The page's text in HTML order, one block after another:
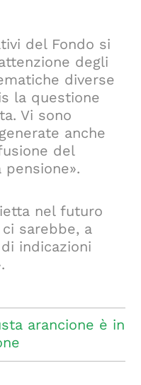
del Fondo si
degli
diverse
la questione
Vi sono
anche
del
pensione».
nel futuro
sarebbe, a
indicazioni
arancione è in